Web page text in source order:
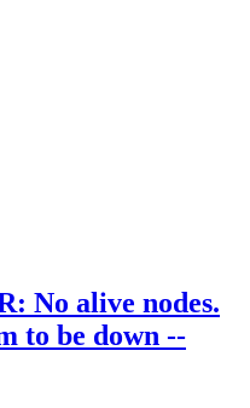
No alive nodes.
to be down --